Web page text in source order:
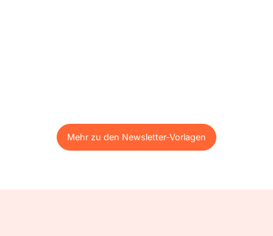
Mehr zu den Newsletter-Vorlagen
Mehr zu den Newsletter-Vorlagen